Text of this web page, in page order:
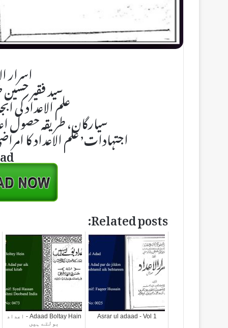
اسرار
سید فقیر
علم الاعداد کی
سیارگان، طریقہ حصول اعداد٬ پرشن کا حل٬
اجتہادات٬ علم الاعداد کا امراضی فالنامہ وغیرہ ٬ سینکڑوں اصول اعداد
Related posts:
Asrar ul adaad - Vol 1
Adaad Boltay Hain - اعداد
بولتے ہیں